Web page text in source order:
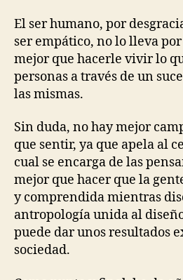
El ser humano, por
ser empático, no lo lleva
mejor que hacerle vivir lo
personas a través de un
las mismas.
Sin duda, no hay mejor
que sentir, ya que apela al
cual se encarga de las
mejor que hacer que la
y comprendida mientras
antropología unida al
puede dar unos resultados
sociedad.